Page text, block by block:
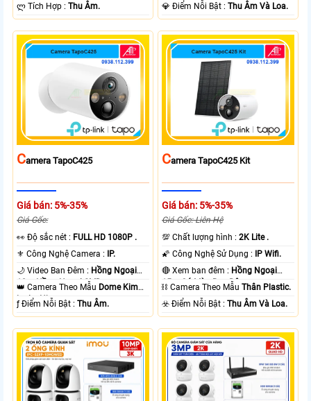
️ლ Tích Hợp :Thu Âm.
️💎 Điểm Nỗi Bật :Thu Âm Và Loa.
CAmera TapoC425
Giá bán: 5%-35%
Giá Gốc:
️👀 Độ sắc nét : FULL HD 1080P .
⚜️ Công Nghệ Camera : IP.
🌙 Video Ban Đêm : Hồng Ngoại
10m Hồng Ngoại SMD.
👑 Camera Theo Mẫu Dome Kim
loại + Nhựa.
️ƒ Điểm Nỗi Bật :Thu Âm.
CAmera TapoC425 Kit
Giá bán: 5%-35%
Giá Gốc: Liên Hệ
💯 Chất lượng hình :2K Lite .
🌠 Công Nghệ Sử Dụng : IP Wifi.
🔴 Xem ban đêm : Hồng Ngoại
15m Có Màu Ban Ðêm.
⛓ Camera Theo MẫuThân Plastic.
️☣️ Điểm Nỗi Bật :Thu Âm Và Loa.